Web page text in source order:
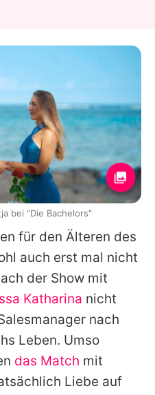
für den Älteren des
auch erst mal nicht
der Show mit
Katharina nicht
nach
Leben. Umso
das Match mit
Liebe auf
bei "Die Bachelors"